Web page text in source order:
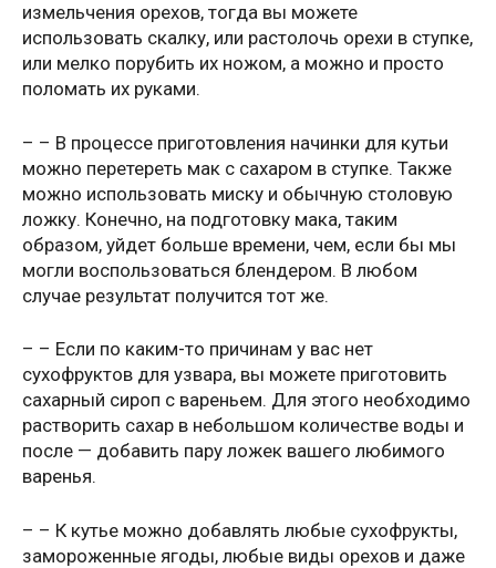
измельчения орехов, тогда вы можете
использовать скалку, или растолочь орехи в ступке,
или мелко порубить их ножом, а можно и просто
поломать их руками.
– – В процессе приготовления начинки для кутьи
можно перетереть мак с сахаром в ступке. Также
можно использовать миску и обычную столовую
ложку. Конечно, на подготовку мака, таким
образом, уйдет больше времени, чем, если бы мы
могли воспользоваться блендером. В любом
случае результат получится тот же.
– – Если по каким-то причинам у вас нет
сухофруктов для узвара, вы можете приготовить
сахарный сироп с вареньем. Для этого необходимо
растворить сахар в небольшом количестве воды и
после — добавить пару ложек вашего любимого
варенья.
– – К кутье можно добавлять любые сухофрукты,
замороженные ягоды, любые виды орехов и даже